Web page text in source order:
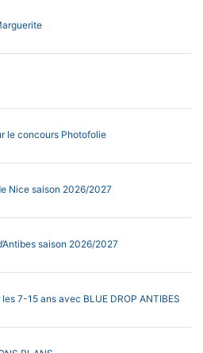
le concours Photofolie
Nice saison 2026/2027
saison 2026/2027
7-15 ans avec BLUE DROP ANTIBES